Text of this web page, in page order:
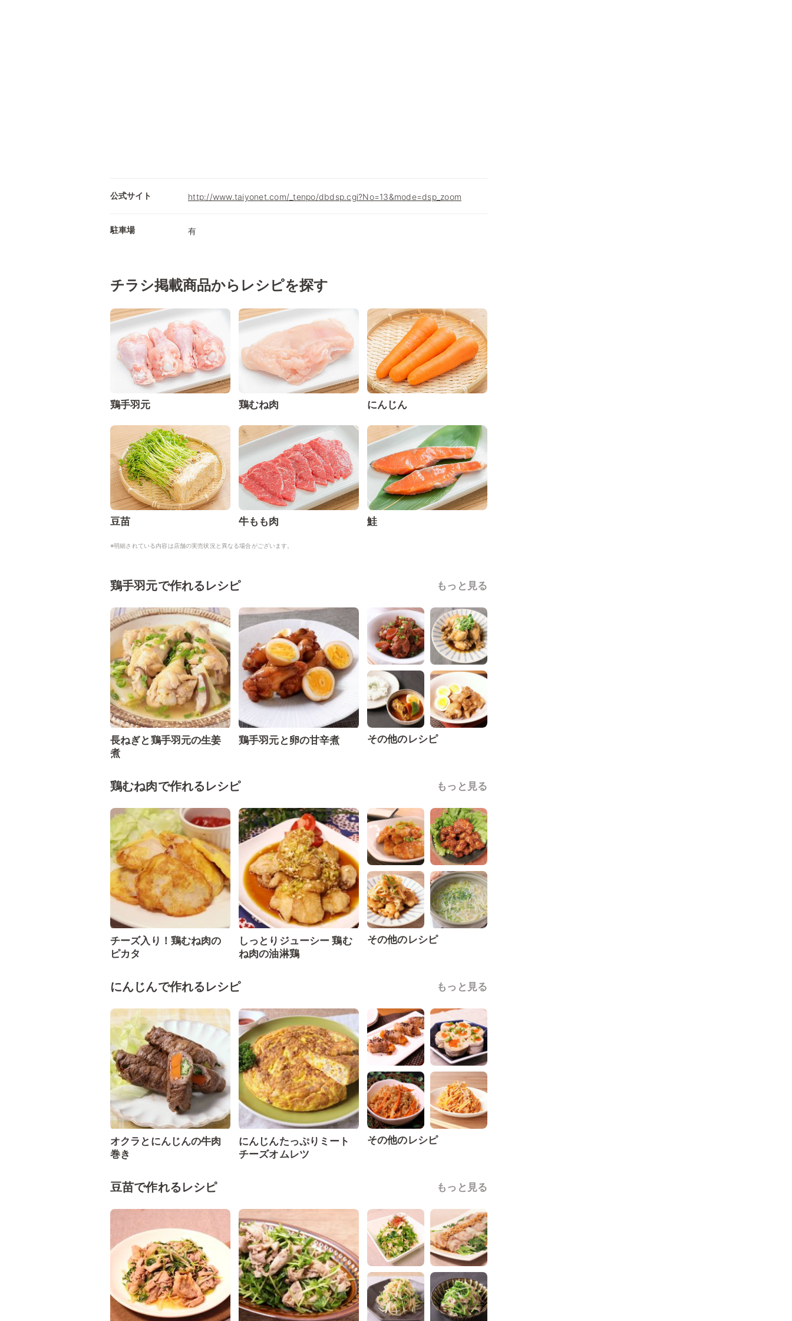
公式サイト http://www.taiyonet.com/_tenpo/dbdsp.cgi?No=13&mode=dsp_zoom
駐車場 有
チラシ掲載商品からレシピを探す
鶏手羽元 鶏むね肉 にんじん
豆苗 牛もも肉 鮭
※明細されている内容は店舗の実売状況と異なる場合がございます。
鶏手羽元で作れるレシピ もっと見る
長ねぎと鶏手羽元の生姜
煮
鶏手羽元と卵の甘辛煮 その他のレシピ
鶏むね肉で作れるレシピ もっと見る
チーズ入り！鶏むね肉の
ピカタ
しっとりジューシー 鶏む
ね肉の油淋鶏
その他のレシピ
にんじんで作れるレシピ もっと見る
オクラとにんじんの牛肉
巻き
にんじんたっぷりミート
チーズオムレツ
その他のレシピ
豆苗で作れるレシピ もっと見る